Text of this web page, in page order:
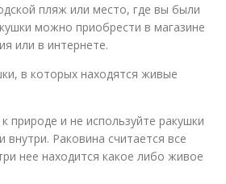
пляж или место, где вы были
можно приобрести в магазине
или в интернете.
в которых находятся живые
природе и не используйте ракушки
Раковина считается все
нее находится какое либо живое